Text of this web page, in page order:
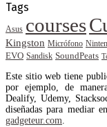
Tags
Asus courses
Kingston Micrófono
EVO Sandisk SoundPeats
Este sitio web tiene
por ejemplo, de
Dealify, Udemy,
diseñadas para mediar
gadgeteur.com.